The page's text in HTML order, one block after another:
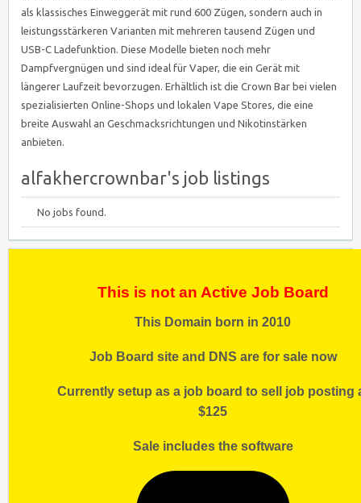
als klassisches Einweggerät mit rund 600 Zügen, sondern auch in
leistungsstärkeren Varianten mit mehreren tausend Zügen und
USB-C Ladefunktion. Diese Modelle bieten noch mehr
Dampfvergnügen und sind ideal für Vaper, die ein Gerät mit
längerer Laufzeit bevorzugen. Erhältlich ist die Crown Bar bei vielen
spezialisierten Online-Shops und lokalen Vape Stores, die eine
breite Auswahl an Geschmacksrichtungen und Nikotinstärken
anbieten.
alfakhercrownbar's job listings
No jobs found.
This is not an Active Job Board
This Domain born in 2010
Job Board site and DNS are for sale now
Currently setup as a job board to sell job posting
$125
Sale includes the software